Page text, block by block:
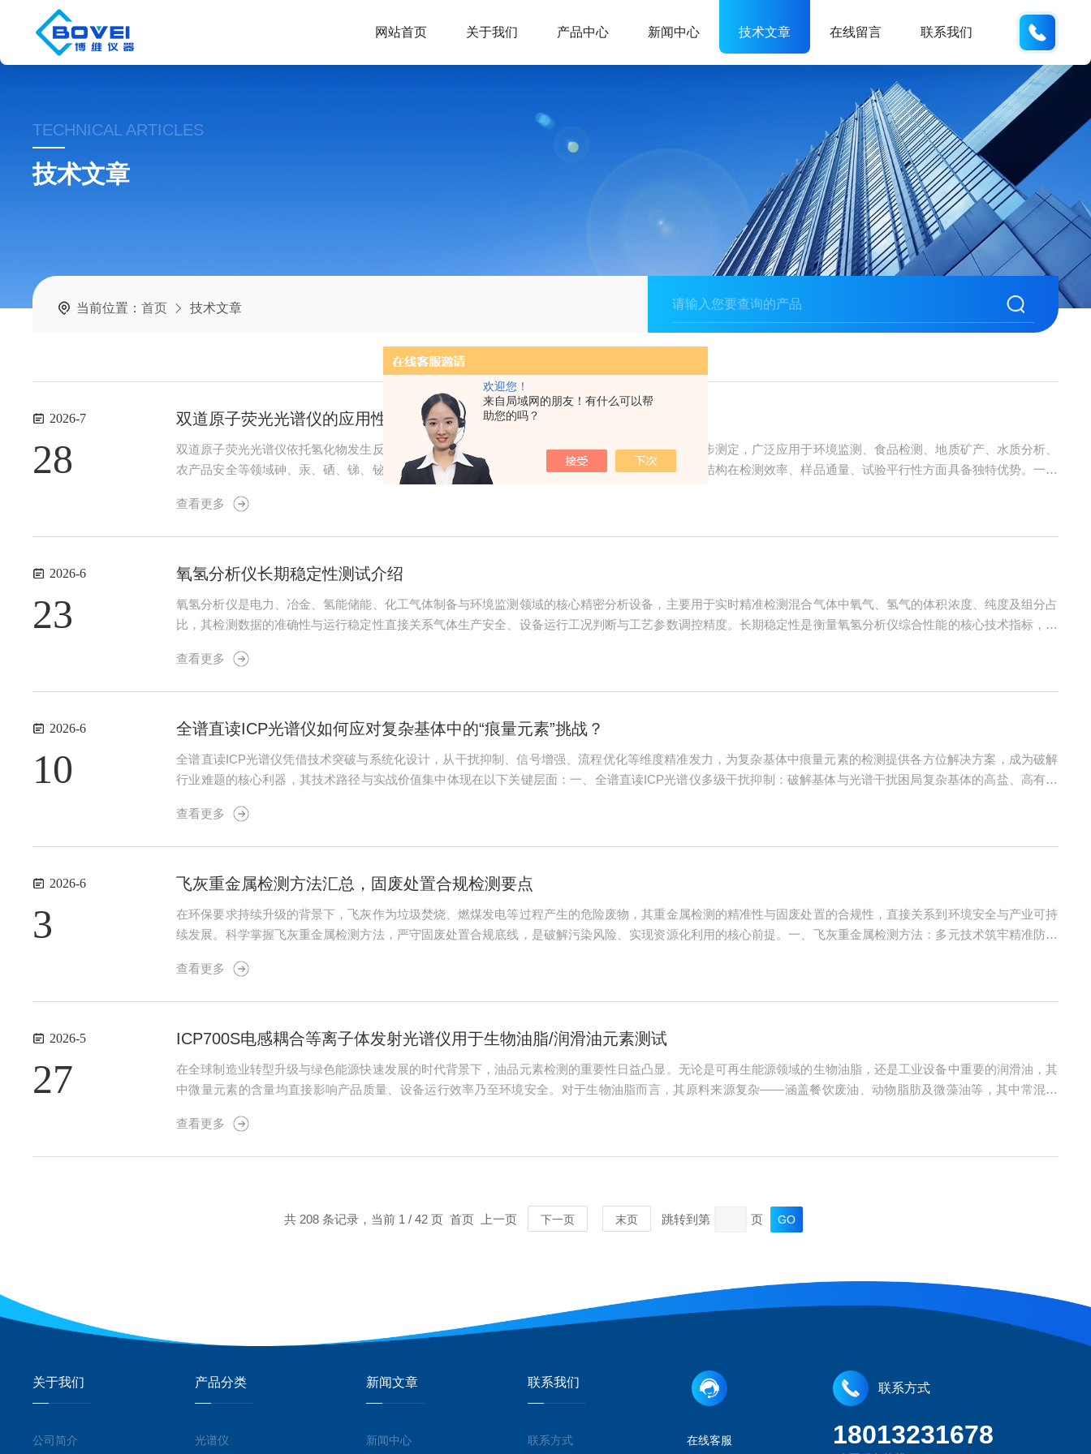
欢迎您！
来自局域网的朋友！有什么可以帮
助您的吗？
网站首页 关于我们 产品中心 新闻中心 技术文章 在线留言 联系我们
TECHNICAL ARTICLES
技术文章
当前位置：首页 技术文章
2026-7
28
双道原子荧光光谱仪的应用性能分析
双道原子荧光光谱仪依托氢化物发生反应与双通道光学检测架构，可实现两种可形成氢化物元素同步测定，广泛应用于环境监测、食品检测、地质矿产、水质分析、
农产品安全等领域砷、汞、硒、锑、铋等痕量重金属检测。相较于传统单道原子荧光设备，双通道结构在检测效率、样品通量、试验平行性方面具备独特优势。一、
源能量跃迁至激发态，去激发过程发射特征荧光。双道...
查看更多
2026-6
23
氧氢分析仪长期稳定性测试介绍
氧氢分析仪是电力、冶金、氢能储能、化工气体制备与环境监测领域的核心精密分析设备，主要用于实时精准检测混合气体中氧气、氢气的体积浓度、纯度及组分占
比，其检测数据的准确性与运行稳定性直接关系气体生产安全、设备运行工况判断与工艺参数调控精度。长期稳定性是衡量氧氢分析仪综合性能的核心技术指标，表
用要求的重要依据，因此开展氧氢分析仪长期稳定性测...
查看更多
2026-6
10
全谱直读ICP光谱仪如何应对复杂基体中的“痕量元素”挑战？
全谱直读ICP光谱仪凭借技术突破与系统化设计，从干扰抑制、信号增强、流程优化等维度精准发力，为复杂基体中痕量元素的检测提供各方位解决方案，成为破解
行业难题的核心利器，其技术路径与实战价值集中体现在以下关键层面：一、全谱直读ICP光谱仪多级干扰抑制：破解基体与光谱干扰困局复杂基体的高盐、高有机
中筛选无重叠、低背景的特征谱线，避开铁等富...
查看更多
2026-6
3
飞灰重金属检测方法汇总，固废处置合规检测要点
在环保要求持续升级的背景下，飞灰作为垃圾焚烧、燃煤发电等过程产生的危险废物，其重金属检测的精准性与固废处置的合规性，直接关系到环境安全与产业可持
续发展。科学掌握飞灰重金属检测方法，严守固废处置合规底线，是破解污染风险、实现资源化利用的核心前提。一、飞灰重金属检测方法：多元技术筑牢精准防线
主流手段。原子吸收光谱法（AAS）通过测定元素...
查看更多
2026-5
27
ICP700S电感耦合等离子体发射光谱仪用于生物油脂/润滑油元素测试
在全球制造业转型升级与绿色能源快速发展的时代背景下，油品元素检测的重要性日益凸显。无论是可再生能源领域的生物油脂，还是工业设备中重要的润滑油，其
中微量元素的含量均直接影响产品质量、设备运行效率乃至环境安全。对于生物油脂而言，其原料来源复杂——涵盖餐饮废油、动物脂肪及微藻油等，其中常混杂
低40%，而氯离子则会加速设备腐蚀，缩短反应器寿...
查看更多
共 208 条记录，当前 1 / 42 页 首页 上一页 下一页 末页 跳转到第 页
关于我们
公司简介
产品分类
光谱仪
新闻文章
新闻中心
联系我们
联系方式 在线客服
联系方式
18013231678